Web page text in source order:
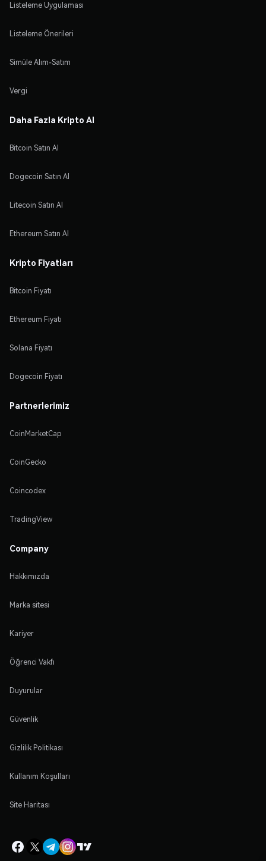
Listeleme Uygulaması
Listeleme Önerileri
Simüle Alım-Satım
Vergi
Daha Fazla Kripto Al
Bitcoin Satın Al
Dogecoin Satın Al
Litecoin Satın Al
Ethereum Satın Al
Kripto Fiyatları
Bitcoin Fiyatı
Ethereum Fiyatı
Solana Fiyatı
Dogecoin Fiyatı
Partnerlerimiz
CoinMarketCap
CoinGecko
Coincodex
TradingView
Company
Hakkımızda
Marka sitesi
Kariyer
Öğrenci Vakfı
Duyurular
Güvenlik
Gizlilik Politikası
Kullanım Koşulları
Site Haritası